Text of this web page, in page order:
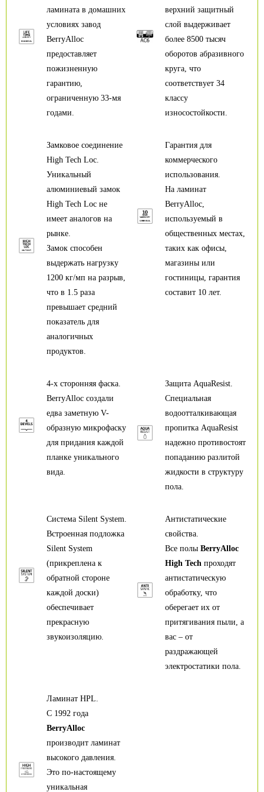
ламината в домашних
условиях завод
BerryAlloc
предоставляет
пожизненную
гарантию,
ограниченную 33-мя
годами.
верхний защитный
слой выдерживает
более 8500 тысяч
оборотов абразивного
круга, что
соответствует 34
классу
износостойкости.
Гарантия для
коммерческого
использования.
На ламинат
BerryAlloc,
используемый в
общественных местах,
таких как офисы,
магазины или
гостиницы, гарантия
составит 10 лет.
Замковое соединение
High Tech Loc.
Уникальный
алюминиевый замок
High Tech Loc не
имеет аналогов на
рынке.
Замок способен
выдержать нагрузку
1200 кг/мп на разрыв,
что в 1.5 раза
превышает средний
показатель для
аналогичных
продуктов.
4-х сторонняя фаска.
BerryAlloc создали
едва заметную V-
образную микрофаску
для придания каждой
планке уникального
вида.
Защита AquaResist.
Специальная
водоотталкивающая
пропитка AquaResist
надежно противостоят
попаданию разлитой
жидкости в структуру
пола.
Антистатические
свойства.
Все полы BerryAlloc
High Tech проходят
антистатическую
обработку, что
оберегает их от
притягивания пыли, а
вас – от
раздражающей
электростатики пола.
Система Silent System.
Встроенная подложка
Silent System
(прикреплена к
обратной стороне
каждой доски)
обеспечивает
прекрасную
звукоизоляцию.
Ламинат HPL.
С 1992 года
BerryAlloc
производит ламинат
высокого давления.
Это по-настоящему
уникальная